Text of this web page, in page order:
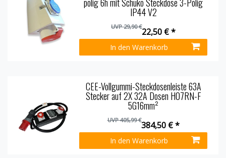
IP44 V2
UVP 29,90 €22,50 € *
In den Warenkorb
CEE-Vollgummi-Steckdosenleiste 63A
Stecker auf 2X 32A Dosen H07RN-F
5G16mm²
UVP 405,99 €384,50 € *
In den Warenkorb